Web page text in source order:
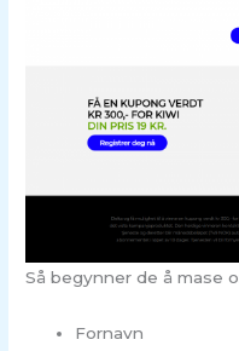
Så begynner de å mase
Fornavn